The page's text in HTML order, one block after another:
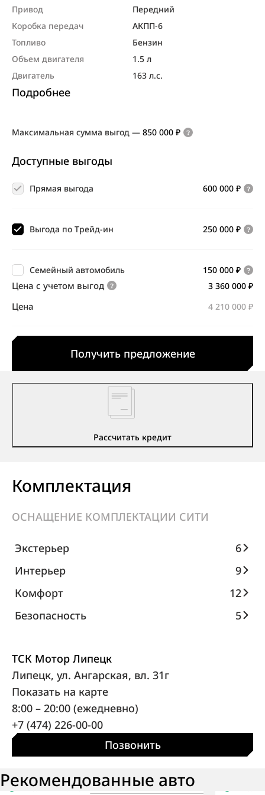
Привод
Передний
Коробка передач
АКПП-6
Топливо
Бензин
Объем двигателя
1.5 л
Двигатель
163 л.с.
Подробнее
Максимальная сумма выгод — 850 000 ₽
Доступные выгоды
600 000 ₽
Прямая выгода
250 000 ₽
Выгода по Трейд-ин
150 000 ₽
Семейный автомобиль
Цена с учетом выгод 3 360 000 ₽
Цена 4 210 000 ₽
Получить предложение
Рассчитать кредит
Комплектация
ОСНАЩЕНИЕ КОМПЛЕКТАЦИИ СИТИ
Экстерьер
6
Интерьер
9
Комфорт
12
Безопасность
5
ТСК Мотор Липецк
Липецк, ул. Ангарская, вл. 31г
Показать на карте
8:00 – 20:00 (ежедневно)
+7 (474) 226-00-00
Позвонить
Рекомендованные авто
В наличии·авто